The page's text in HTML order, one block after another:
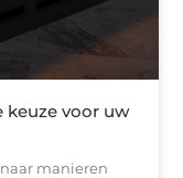
keuze voor uw
manieren